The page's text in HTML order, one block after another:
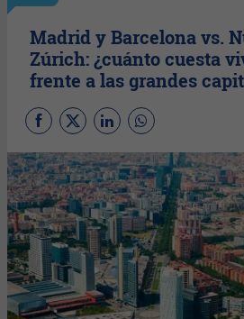
Madrid y Barcelona vs.
Zúrich: ¿cuánto cuesta
frente a las grandes